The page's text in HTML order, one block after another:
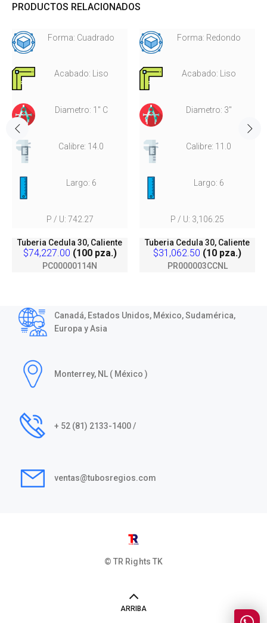
PRODUCTOS RELACIONADOS
Forma: Cuadrado
Acabado: Liso
Diametro: 1" C
Calibre: 14.0
Largo: 6
P / U: 742.27
Tuberia Cedula 30, Caliente
$74,227.00 (100 pza.)
PC00000114N
Forma: Redondo
Acabado: Liso
Diametro: 3"
Calibre: 11.0
Largo: 6
P / U: 3,106.25
Tuberia Cedula 30, Caliente
$31,062.50 (10 pza.)
PR000003CCNL
Canadá, Estados Unidos, México, Sudamérica,
Europa y Asia
Monterrey, NL ( México )
+ 52 (81) 2133-1400 /
ventas@tubosregios.com
© TR RightsTK
ARRIBA